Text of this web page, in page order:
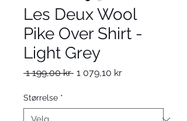
Les Deux Wool
Pike Over Shirt -
Light Grey
1 199,00 kr Vanlig
1 079,10 krSalgspris
Størrelse *